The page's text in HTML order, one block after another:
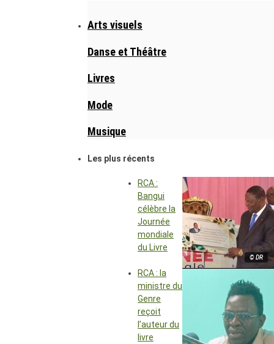
Arts visuels
Danse et Théâtre
Livres
Mode
Musique
Les plus récents
© DR
RCA :
Bangui
célèbre la
Journée
mondiale
du Livre
RCA : la
ministre du
Genre
reçoit
l’auteur du
livre